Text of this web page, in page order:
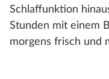
Schlaffunktion
Stunden mit einem
morgens frisch und